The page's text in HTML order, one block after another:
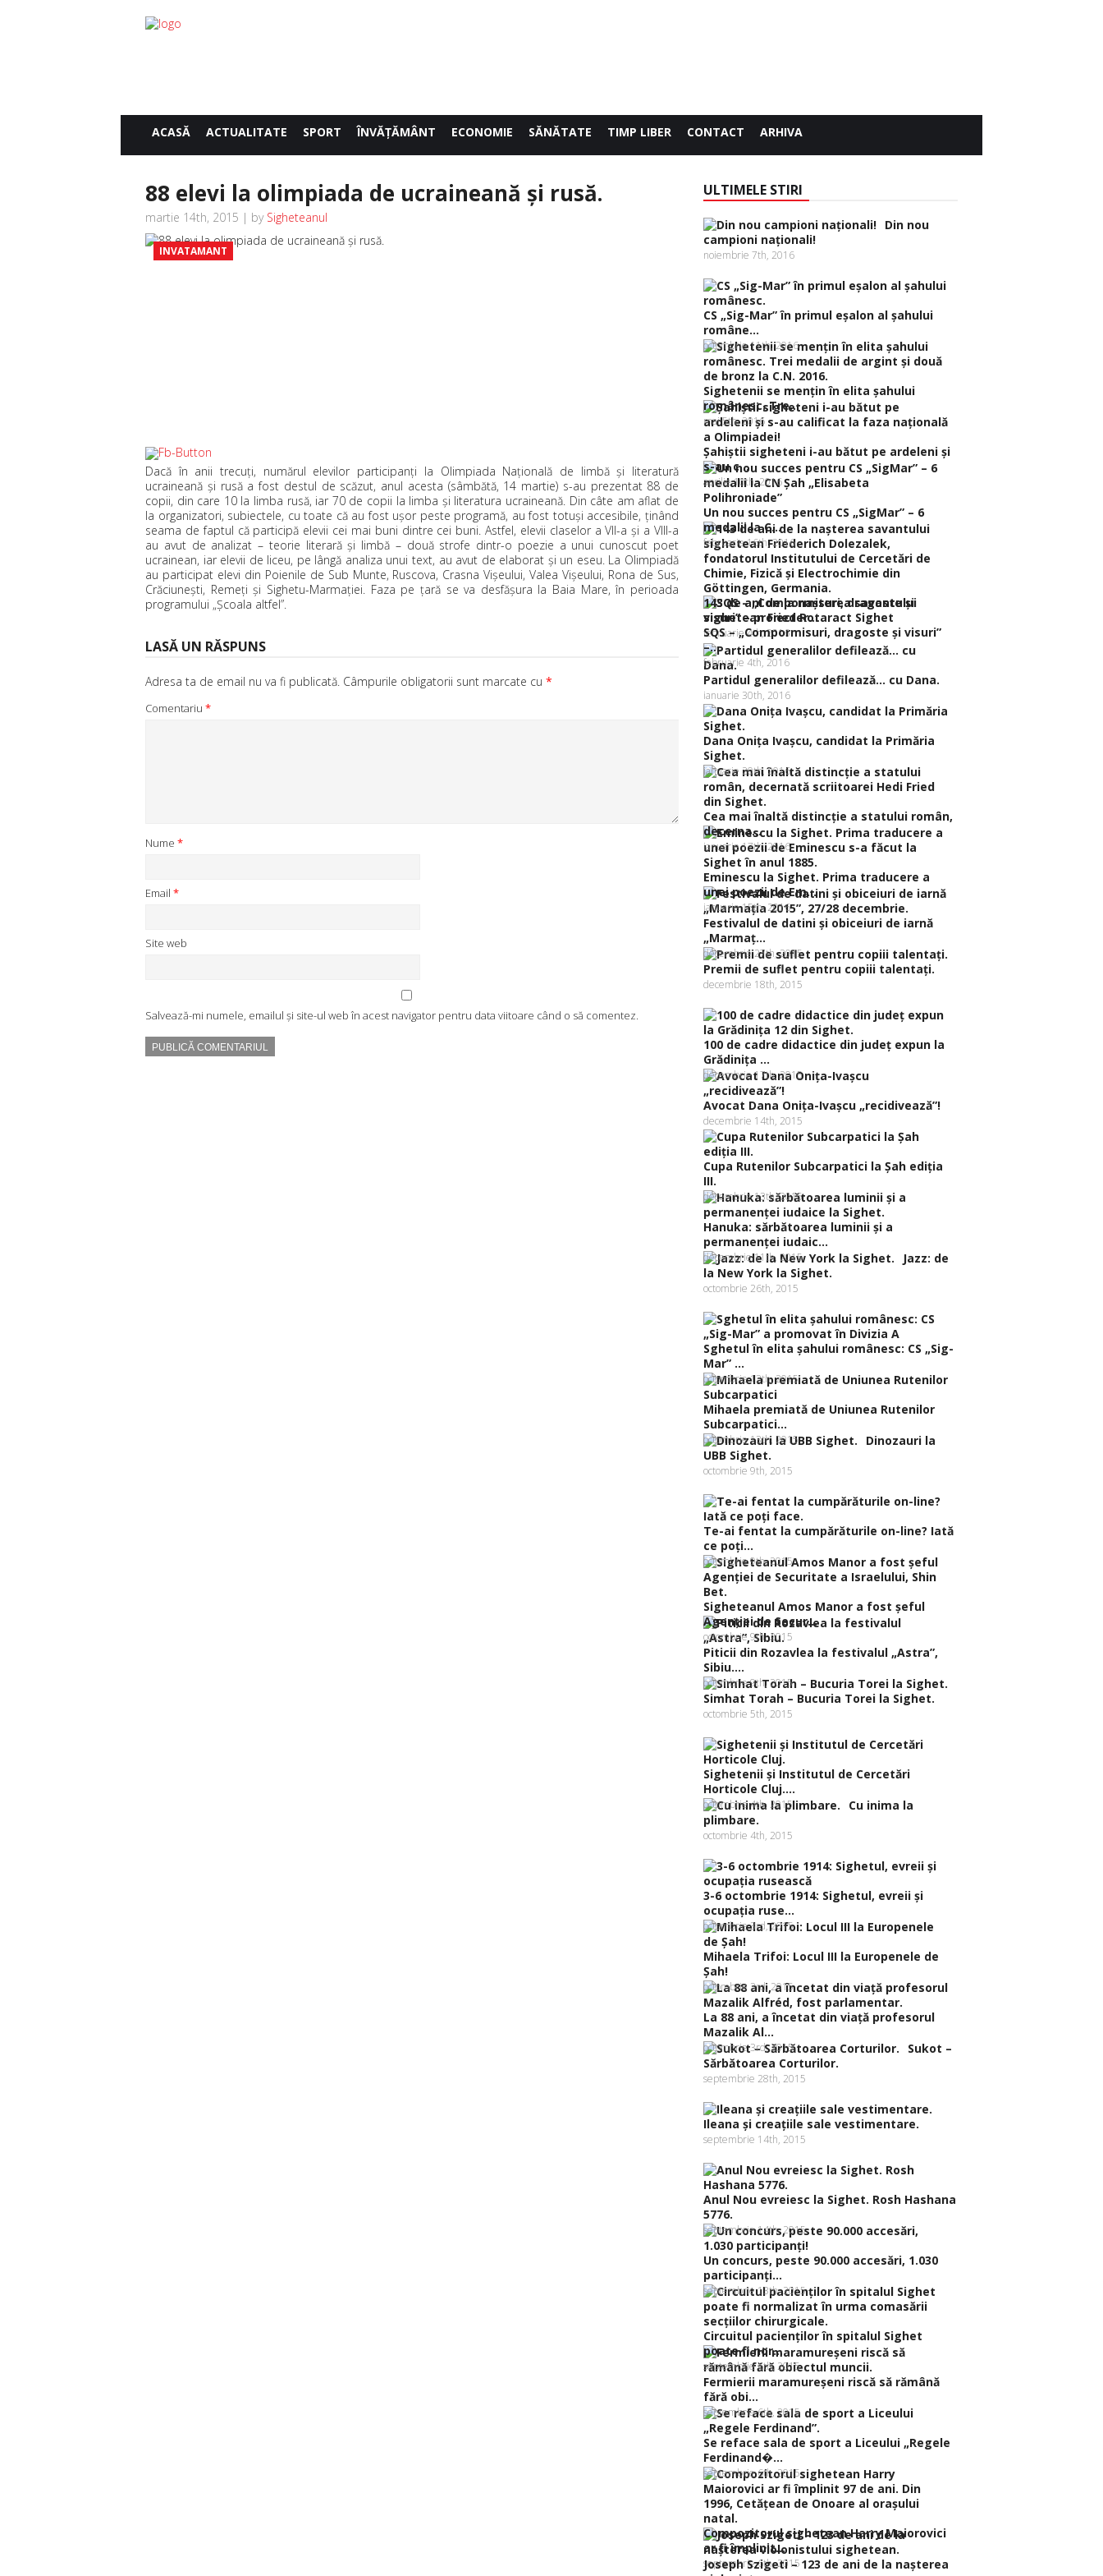
ACASĂ ACTUALITATE SPORT ÎNVĂŢĂMÂNT ECONOMIE SĂNĂTATE TIMP LIBER CONTACT ARHIVA
88 elevi la olimpiada de ucraineană şi rusă.
martie 14th, 2015 | by Sigheteanul
INVATAMANT
Dacă în anii trecuţi, numărul elevilor participanţi la Olimpiada Naţională de limbă şi literatură
ucraineană şi rusă a fost destul de scăzut, anul acesta (sâmbătă, 14 martie) s-au prezentat 88 de
copii, din care 10 la limba rusă, iar 70 de copii la limba şi literatura ucraineană. Din câte am aflat de
la organizatori, subiectele, cu toate că au fost uşor peste programă, au fost totuşi accesibile, ţinând
seama de faptul că participă elevii cei mai buni dintre cei buni. Astfel, elevii claselor a VII-a şi a VIII-a
au avut de analizat – teorie literară şi limbă – două strofe dintr-o poezie a unui cunoscut poet
ucrainean, iar elevii de liceu, pe lângă analiza unui text, au avut de elaborat şi un eseu. La Olimpiadă
au participat elevi din Poienile de Sub Munte, Ruscova, Crasna Vişeului, Valea Vişeului, Rona de Sus,
Crăciuneşti, Remeţi şi Sighetu-Marmaţiei. Faza pe ţară se va desfăşura la Baia Mare, în perioada
programului „Şcoala altfel”.
LASĂ UN RĂSPUNS
Adresa ta de email nu va fi publicată. Câmpurile obligatorii sunt marcate cu *
Comentariu *
Nume *
Email *
Site web
Salvează-mi numele, emailul și site-ul web în acest navigator pentru data viitoare când o să comentez.
ULTIMELE STIRI
Din nou
campioni naţionali!
noiembrie 7th, 2016
CS „Sig-Mar” în primul eşalon al şahului
române...
octombrie 11th, 2016
Sighetenii se menţin în elita şahului
românesc. Tre...
mai 5th, 2016
Şahiştii sigheteni i-au bătut pe ardeleni şi
s-au c...
aprilie 10th, 2016
Un nou succes pentru CS „SigMar” – 6
medalii la C...
februarie 16th, 2016
143 de ani de la naşterea savantului
sighetean Frieder...
februarie 4th, 2016
SQS – „Compormisuri, dragoste şi visuri”
–...
februarie 4th, 2016
Partidul generalilor defilează… cu Dana.
ianuarie 30th, 2016
Dana Oniţa Ivaşcu, candidat la Primăria
Sighet.
ianuarie 20th, 2016
Cea mai înaltă distincţie a statului român,
decerna...
ianuarie 17th, 2016
Eminescu la Sighet. Prima traducere a
unei poezii de Em...
ianuarie 15th, 2016
Festivalul de datini şi obiceiuri de iarnă
„Marmaţ...
decembrie 27th, 2015
Premii de suflet pentru copiii talentaţi.
decembrie 18th, 2015
100 de cadre didactice din judeţ expun la
Grădiniţa ...
decembrie 17th, 2015
Avocat Dana Oniţa-Ivaşcu „recidivează”!
decembrie 14th, 2015
Cupa Rutenilor Subcarpatici la Şah ediţia
III.
decembrie 13th, 2015
Hanuka: sărbătoarea luminii şi a
permanenţei iudaic...
decembrie 11th, 2015
Jazz: de
la New York la Sighet.
octombrie 26th, 2015
Sghetul în elita şahului românesc: CS „Sig-
Mar” ...
octombrie 13th, 2015
Mihaela premiată de Uniunea Rutenilor
Subcarpatici...
octombrie 13th, 2015
Dinozauri la
UBB Sighet.
octombrie 9th, 2015
Te-ai fentat la cumpărăturile on-line? Iată
ce poţi...
octombrie 9th, 2015
Sigheteanul Amos Manor a fost şeful
Agenţiei de Secur...
octombrie 9th, 2015
Piticii din Rozavlea la festivalul „Astra”,
Sibiu....
octombrie 9th, 2015
Simhat Torah – Bucuria Torei la Sighet.
octombrie 5th, 2015
Sighetenii şi Institutul de Cercetări
Horticole Cluj....
octombrie 4th, 2015
Cu inima la
plimbare.
octombrie 4th, 2015
3-6 octombrie 1914: Sighetul, evreii şi
ocupaţia ruse...
octombrie 3rd, 2015
Mihaela Trifoi: Locul III la Europenele de
Şah!
octombrie 3rd, 2015
La 88 ani, a încetat din viaţă profesorul
Mazalik Al...
octombrie 3rd, 2015
Sukot –
Sărbătoarea Corturilor.
septembrie 28th, 2015
Ileana şi creaţiile sale vestimentare.
septembrie 14th, 2015
Anul Nou evreiesc la Sighet. Rosh Hashana
5776.
septembrie 14th, 2015
Un concurs, peste 90.000 accesări, 1.030
participanţi...
septembrie 13th, 2015
Circuitul pacienţilor în spitalul Sighet
poate fi nor...
septembrie 6th, 2015
Fermierii maramureşeni riscă să rămână
fără obi...
septembrie 6th, 2015
Se reface sala de sport a Liceului „Regele
Ferdinand�...
septembrie 6th, 2015
Compozitorul sighetean Harry Maiorovici
ar fi împlinit...
septembrie 6th, 2015
Joseph Szigeti – 123 de ani de la naşterea